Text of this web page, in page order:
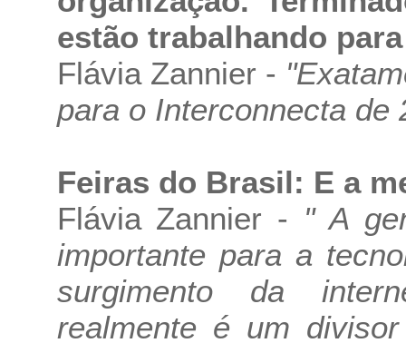
estão trabalhando
Flávia Zannier -
para o Interconnecta de
Feiras do Brasil: E a
Flávia Zannier - " A
importante para a
surgimento da
realmente é um